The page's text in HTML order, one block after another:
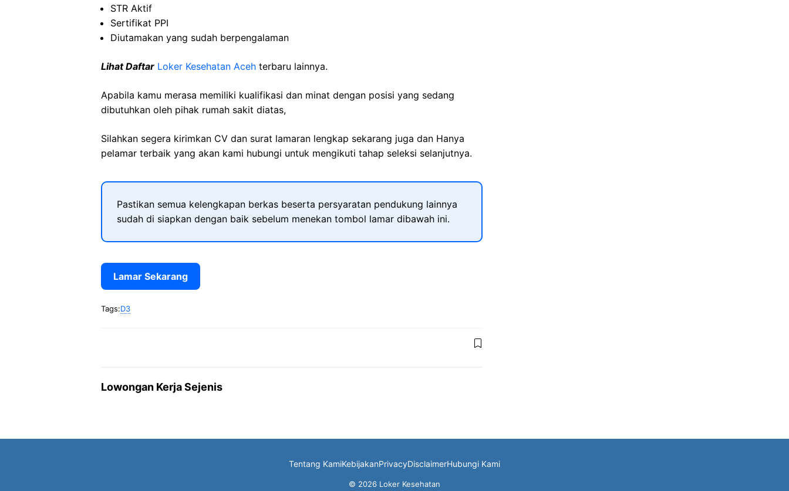
STR Aktif
Sertifikat PPI
Diutamakan yang sudah berpengalaman
Lihat Daftar Loker Kesehatan Aceh terbaru lainnya.
Apabila kamu merasa memiliki kualifikasi dan minat dengan posisi yang sedang
dibutuhkan oleh pihak rumah sakit diatas,
Silahkan segera kirimkan CV dan surat lamaran lengkap sekarang juga dan Hanya
pelamar terbaik yang akan kami hubungi untuk mengikuti tahap seleksi selanjutnya.
Pastikan semua kelengkapan berkas beserta persyaratan pendukung lainnya
sudah di siapkan dengan baik sebelum menekan tombol lamar dibawah ini.
Lamar Sekarang
Tags:D3
Lowongan Kerja Sejenis
Tentang KamiKebijakanPrivacyDisclaimerHubungi Kami
© 2026 Loker Kesehatan